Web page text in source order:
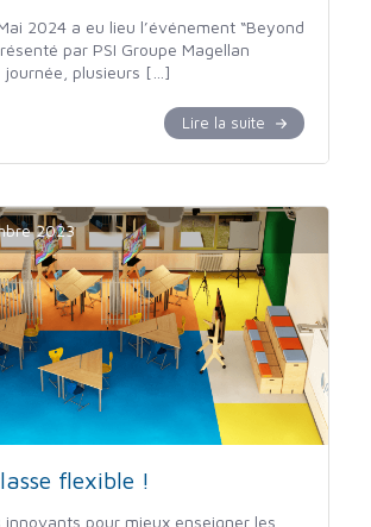
2024 a eu lieu l’événement “Beyond
par PSI Groupe Magellan
journée, plusieurs […]
Lire la suite
2023
flexible !
innovants pour mieux enseigner les